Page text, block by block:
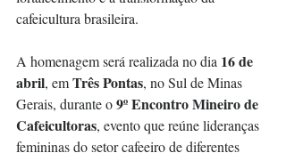
cafeicultura brasileira.
A homenagem será realizada no dia 16 de
abril, em Três Pontas, no Sul de Minas
Gerais, durante o 9º Encontro Mineiro de
Cafeicultoras, evento que reúne lideranças
femininas do setor cafeeiro de diferentes